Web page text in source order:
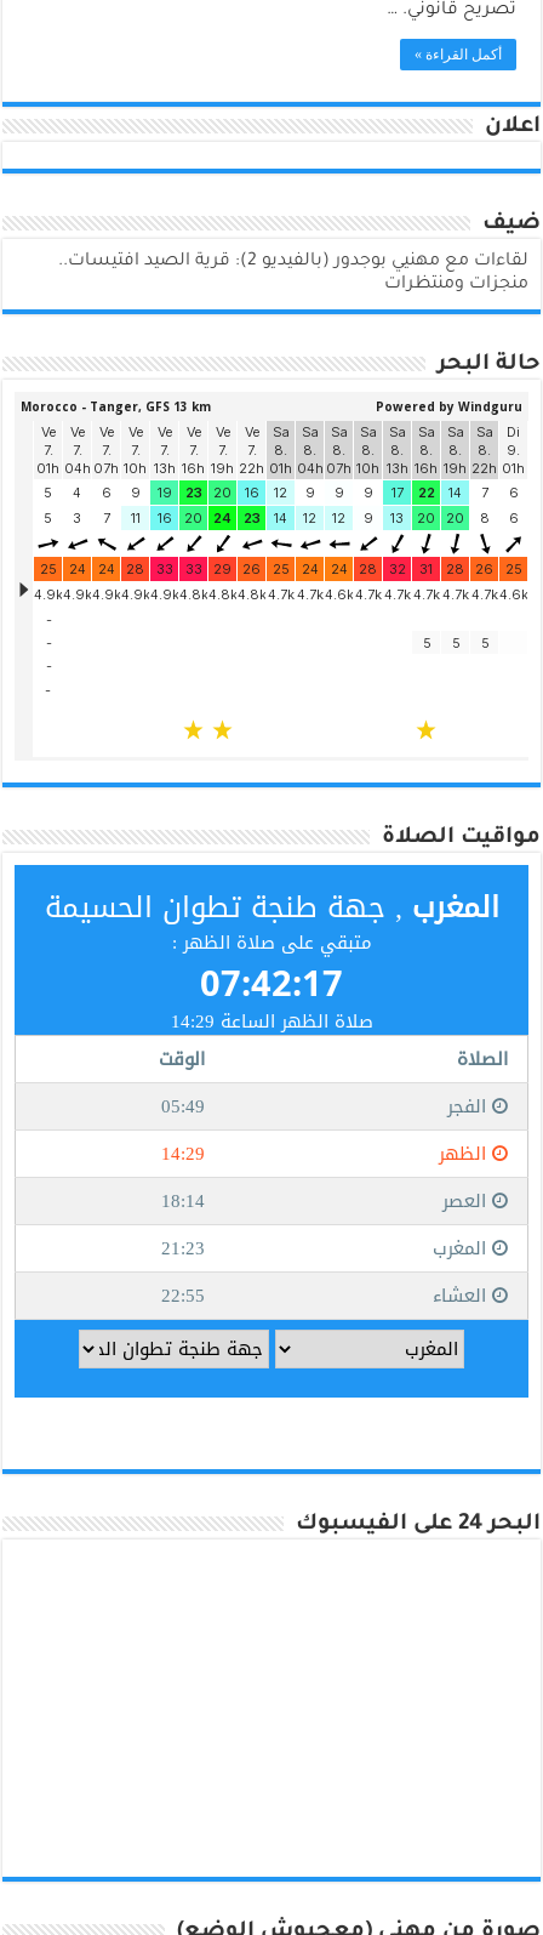
تصريح قانوني. …
أكمل القراءة »
اعلان
ضيف
لقاءات مع مهنيي بوجدور (بالفيديو 2): قرية الصيد افتيسات..
منجزات ومنتظرات
حالة البحر
مواقيت الصلاة
البحر 24 على الفيسبوك